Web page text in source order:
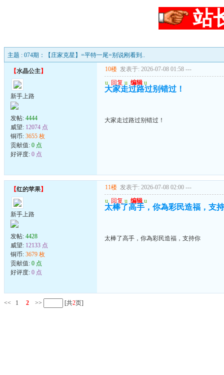
站
主题 : 074期：【庄家克星】=平特一尾=别说刚看到..
【水晶公主】
新手上路
发帖: 4444
威望: 12074 点
铜币: 3655 枚
贡献值: 0 点
好评度: 0 点
10楼 发表于: 2026-07-08 01:58 ---
u 回复 u 编辑 u
大家走过路过别错过！
大家走过路过别错过！
【红的苹果】
新手上路
发帖: 4428
威望: 12133 点
铜币: 3679 枚
贡献值: 0 点
好评度: 0 点
11楼 发表于: 2026-07-08 02:00 ---
u 回复 u 编辑 u
太棒了高手，你為彩民造福，支
太棒了高手，你為彩民造福，支持你
<< 1 2 >> [共2页]